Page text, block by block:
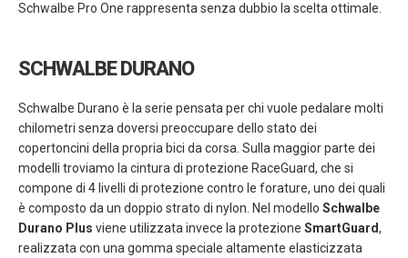
Schwalbe Pro One rappresenta senza dubbio la scelta ottimale.
SCHWALBE DURANO
Schwalbe Durano è la serie pensata per chi vuole pedalare molti
chilometri senza doversi preoccupare dello stato dei
copertoncini della propria bici da corsa. Sulla maggior parte dei
modelli troviamo la cintura di protezione RaceGuard, che si
compone di 4 livelli di protezione contro le forature, uno dei quali
è composto da un doppio strato di nylon. Nel modello Schwalbe
Durano Plus viene utilizzata invece la protezione SmartGuard,
realizzata con una gomma speciale altamente elasticizzata